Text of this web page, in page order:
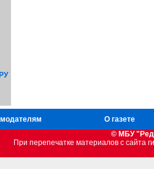
О газете
© МБУ
При перепечатке материалов c сайта